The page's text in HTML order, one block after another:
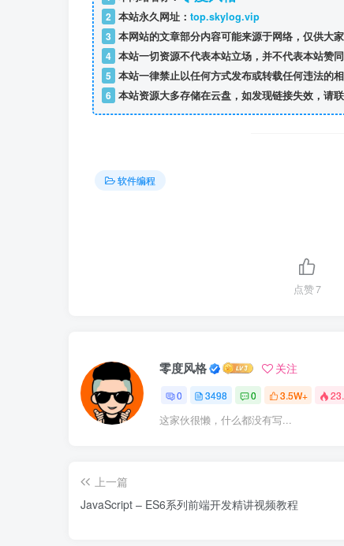
2 本站永久网址： top.skylog.vip
3 本网站的文章部分内容可能来源于网络，仅供大
4 本站一切资源不代表本站立场，并不代表本站赞
5 本站一律禁止以任何方式发布或转载任何违法的
6 本站资源大多存储在云盘，如发现链接失效，请
软件编程
点赞7
零度风格 关注
0 3498 0 3.5W+
这家伙很懒，什么都没有写...
上一篇
JavaScript – ES6系列前端开发精讲视频教程